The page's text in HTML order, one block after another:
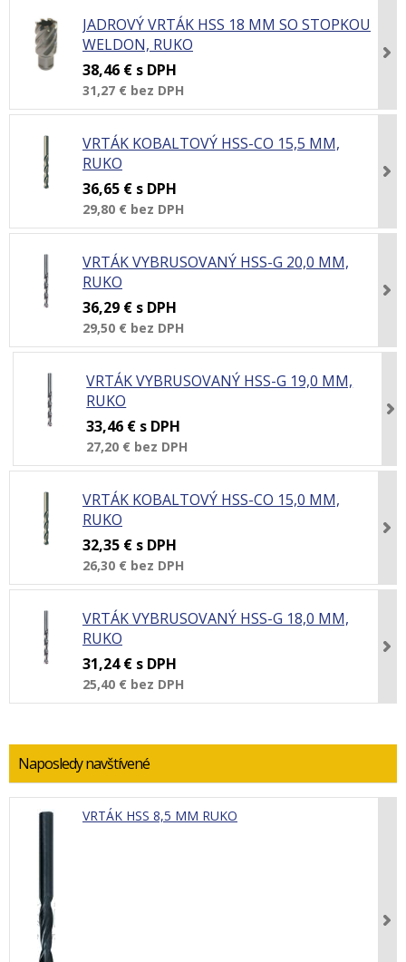
JADROVÝ VRTÁK HSS 18 MM SO STOPKOU
WELDON, RUKO
38,46 € s DPH
31,27 € bez DPH
VRTÁK KOBALTOVÝ HSS-CO 15,5 MM,
RUKO
36,65 € s DPH
29,80 € bez DPH
VRTÁK VYBRUSOVANÝ HSS-G 20,0 MM,
RUKO
36,29 € s DPH
29,50 € bez DPH
VRTÁK VYBRUSOVANÝ HSS-G 19,0 MM,
RUKO
33,46 € s DPH
27,20 € bez DPH
VRTÁK KOBALTOVÝ HSS-CO 15,0 MM,
RUKO
32,35 € s DPH
26,30 € bez DPH
VRTÁK VYBRUSOVANÝ HSS-G 18,0 MM,
RUKO
31,24 € s DPH
25,40 € bez DPH
Naposledy navštívené
VRTÁK HSS 8,5 MM RUKO